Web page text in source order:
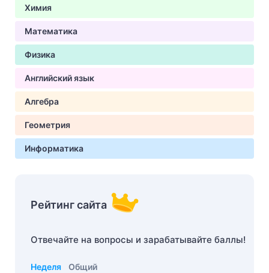
Химия
Математика
Физика
Английский язык
Алгебра
Геометрия
Информатика
Рейтинг сайта
Отвечайте на вопросы и зарабатывайте баллы!
Неделя Общий